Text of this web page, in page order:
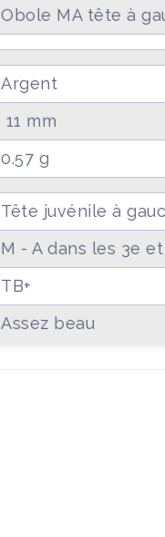
Obole MA tête à
Argent
11 mm
0.57 g
Tête juvénile à
M - A dans les 3e
TB+
Assez beau